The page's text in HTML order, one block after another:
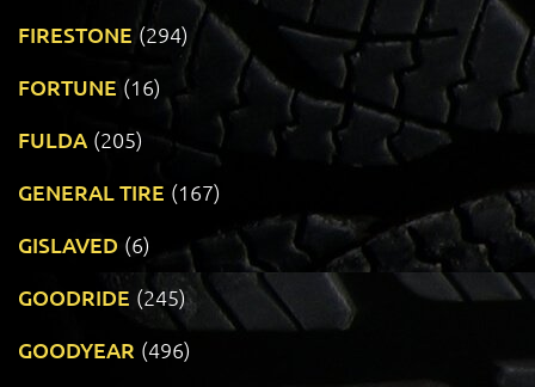
FIRESTONE (294)
FORTUNE (16)
FULDA (205)
GENERAL TIRE (167)
GISLAVED (6)
GOODRIDE (245)
GOODYEAR (496)